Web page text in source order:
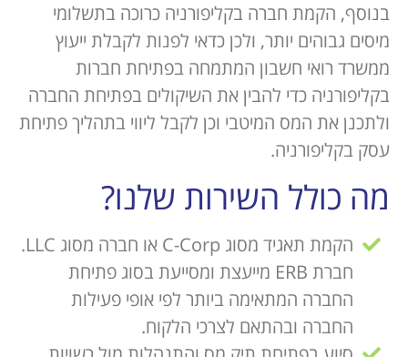
בנוסף, הקמת חברה בקליפורניה כרוכה בתשלומי
מיסים גבוהים יותר, ולכן כדאי לפנות לקבלת ייעוץ
ממשרד רואי חשבון המתמחה בפתיחת חברות
בקליפורניה כדי להבין את השיקולים בפתיחת החברה
ולתכנן את המס המיטבי וכן לקבל ליווי בתהליך פתיחת
עסק בקליפורניה.
מה כולל השירות שלנו?
הקמת תאגיד מסוג C-Corp או חברה מסוג LLC.
חברת ERB מייעצת ומסייעת בסוג פתיחת
החברה המתאימה ביותר לפי אופי פעילות
החברה ובהתאם לצרכי הלקוח.